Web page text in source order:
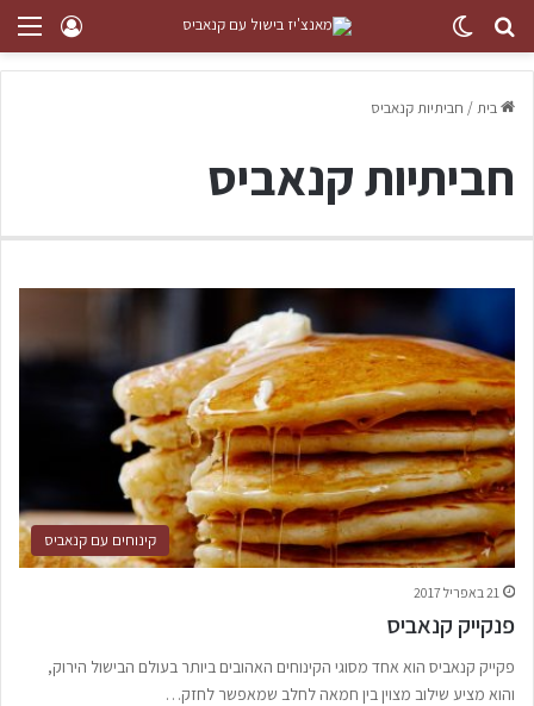
בית/ חביתיות קנאביס
חביתיות קנאביס
קינוחים עם קנאביס
21 באפריל 2017
פנקייק קנאביס
פקייק קנאביס הוא אחד מסוגי הקינוחים האהובים ביותר בעולם הבישול הירוק,
והוא מציע שילוב מצוין בין חמאה לחלב שמאפשר לחזק…